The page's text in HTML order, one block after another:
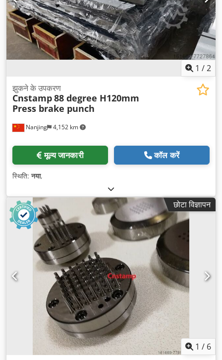
1 /2
Nanjing 4,152 km
झुकने के उपकरण
Cnstamp88 degree H120mm
Press brake punch
मूल्य जानकारी कॉल करें
स्थिति:नया,
छोटा विज्ञापन
1 / 6